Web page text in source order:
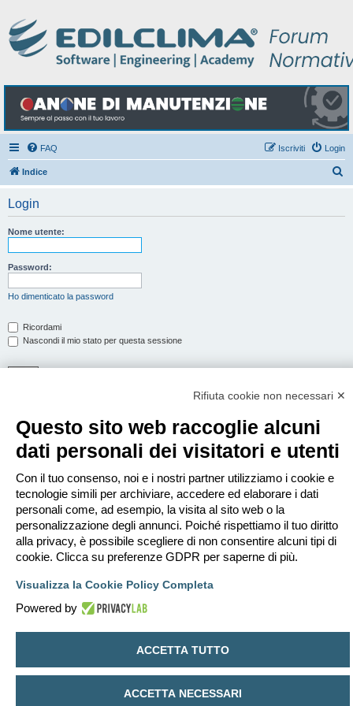
FAQ Login
Iscriviti
Indice
Login
Nome utente:
Password:
Ho dimenticato la password
Ricordami
Nascondi il mio stato per questa sessione
Per eseguire il login devi essere registrato. La registrazione richiede solo
pochi secondi e garantisce l’accesso alle funzioni avanzate. L’amministratore
può anche dare permessi speciali agli utenti. Prima di eseguire il login
assicurati di aver letto i termini d’uso e le varie regole.
Condizioni d’uso
Trattamento dei dati personali
Indice Tutti gli orari sono
Cancella cookie
Contattaci
Creato daphpBB® Forum Software © phpBB Limited
Traduzione Italiana
Rifiuta cookie non necessari ✕
Questo sito web raccoglie alcuni
dati personali dei visitatori e utenti
Con il tuo consenso, noi e i nostri partner utilizziamo i cookie e
tecnologie simili per archiviare, accedere ed elaborare i dati
personali come, ad esempio, la visita al sito web o la
personalizzazione degli annunci. Poiché rispettiamo il tuo diritto
alla privacy, è possibile scegliere di non consentire alcuni tipi di
cookie. Clicca su preferenze GDPR per saperne di più.
Visualizza la Cookie Policy Completa
Powered by
ACCETTA TUTTO
ACCETTA NECESSARI